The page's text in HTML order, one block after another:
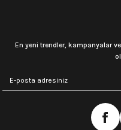
En yeni trendler, kampanyalar